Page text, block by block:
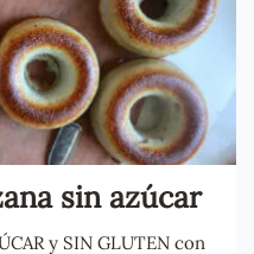
sin azúcar
y SIN GLUTEN con